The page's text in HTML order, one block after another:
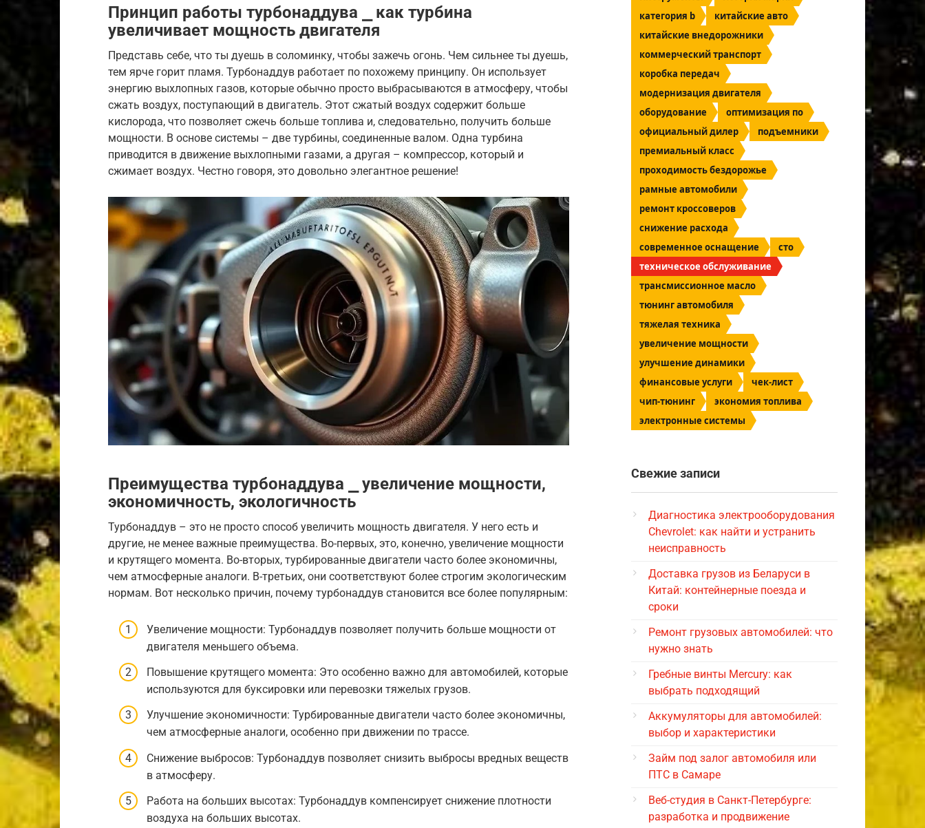
Принцип работы турбонаддува ⎯ как турбина
увеличивает мощность двигателя
Представь себе, что ты дуешь в соломинку, чтобы зажечь огонь. Чем сильнее ты дуешь,
тем ярче горит пламя. Турбонаддув работает по похожему принципу. Он использует
энергию выхлопных газов, которые обычно просто выбрасываются в атмосферу, чтобы
сжать воздух, поступающий в двигатель. Этот сжатый воздух содержит больше
кислорода, что позволяет сжечь больше топлива и, следовательно, получить больше
мощности. В основе системы – две турбины, соединенные валом. Одна турбина
приводится в движение выхлопными газами, а другая – компрессор, который и
сжимает воздух. Честно говоря, это довольно элегантное решение!
Преимущества турбонаддува ⎯ увеличение мощности,
экономичность, экологичность
Турбонаддув – это не просто способ увеличить мощность двигателя. У него есть и
другие, не менее важные преимущества. Во-первых, это, конечно, увеличение мощности
и крутящего момента. Во-вторых, турбированные двигатели часто более экономичны,
чем атмосферные аналоги. В-третьих, они соответствуют более строгим экологическим
нормам. Вот несколько причин, почему турбонаддув становится все более популярным:
Увеличение мощности: Турбонаддув позволяет получить больше мощности от
двигателя меньшего объема.
Повышение крутящего момента: Это особенно важно для автомобилей, которые
используются для буксировки или перевозки тяжелых грузов.
Улучшение экономичности: Турбированные двигатели часто более экономичны,
чем атмосферные аналоги, особенно при движении по трассе.
Снижение выбросов: Турбонаддув позволяет снизить выбросы вредных веществ
в атмосферу.
Работа на больших высотах: Турбонаддув компенсирует снижение плотности
воздуха на больших высотах.
категория b
китайские авто
китайские внедорожники
коммерческий транспорт
коробка передач
модернизация двигателя
оборудование
оптимизация по
официальный дилер
подъемники
премиальный класс
проходимость бездорожье
рамные автомобили
ремонт кроссоверов
снижение расхода
современное оснащение
сто
техническое обслуживание
трансмиссионное масло
тюнинг автомобиля
тяжелая техника
увеличение мощности
улучшение динамики
финансовые услуги
чек-лист
чип-тюнинг
экономия топлива
электронные системы
Свежие записи
Диагностика электрооборудования
Chevrolet: как найти и устранить
неисправность
Доставка грузов из Беларуси в
Китай: контейнерные поезда и
сроки
Ремонт грузовых автомобилей: что
нужно знать
Гребные винты Mercury: как
выбрать подходящий
Аккумуляторы для автомобилей:
выбор и характеристики
Займ под залог автомобиля или
ПТС в Самаре
Веб-студия в Санкт-Петербурге:
разработка и продвижение